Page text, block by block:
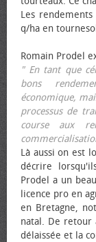
Les
q/ha en
Romain Prodel
" En tant que
bons
économique,
processus de
course aux
Là aussi on est
décrire
Prodel a un
licence pro en
en Bretagne,
natal. De retour
délaissée et la